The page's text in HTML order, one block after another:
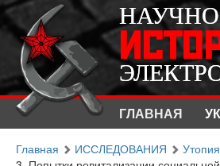
ГЛАВНАЯ
Главная ИССЛЕДОВАНИЯ